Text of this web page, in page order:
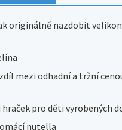
originálně nazdobit
mezi odhadní a tržní
pro děti vyrobených
nutella